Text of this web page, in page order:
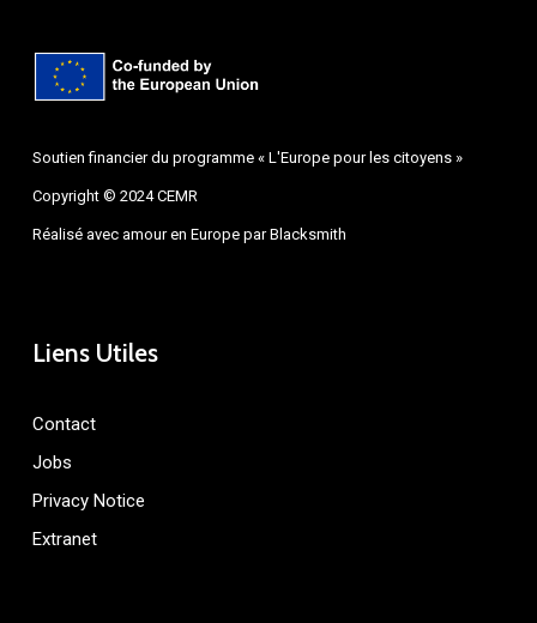
Soutien financier du programme « L'Europe pour les citoyens »
Copyright © 2024 CEMR
Réalisé avec amour en Europe parBlacksmith
Liens Utiles
Contact
Jobs
Privacy Notice
Extranet